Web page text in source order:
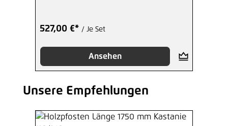
527,00 €* / Je Set
Ansehen
Produktgalerie überspringen
Unsere Empfehlungen